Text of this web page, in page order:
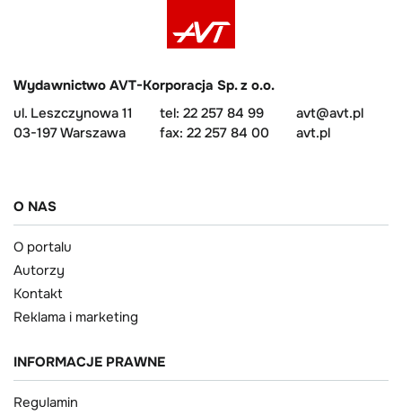
Wydawnictwo AVT-Korporacja Sp. z o.o.
ul. Leszczynowa 11
03-197 Warszawa
tel: 22 257 84 99
fax: 22 257 84 00
avt@avt.pl
avt.pl
O NAS
O portalu
Autorzy
Kontakt
Reklama i marketing
INFORMACJE PRAWNE
Regulamin